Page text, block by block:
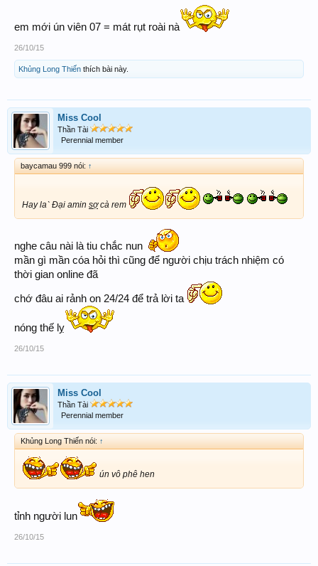
em mới ún viên 07 = mát rụt roài nà
26/10/15
Khủng Long Thiến thích bài này.
Miss Cool
Thần Tài
Perennial member
baycamau 999 nói: ↑
Hay laˋ Đại amin sợcà rem
nghe câu nài là tiu chắc nun
mần gì mần cóa hỏi thì cũng để người chịu trách nhiệm có
thời gian online đã
chớ đâu ai rảnh on 24/24 để trả lời ta
nóng thế lỵ
26/10/15
Miss Cool
Thần Tài
Perennial member
Khủng Long Thiến nói: ↑
ún vô phê hen
tỉnh người lun
26/10/15